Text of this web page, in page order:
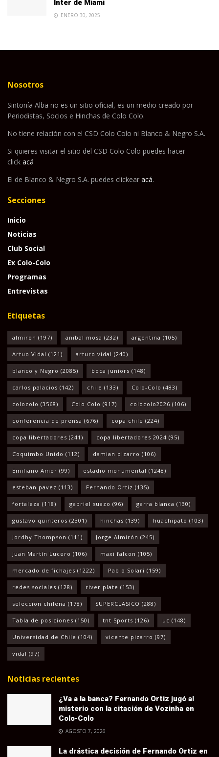
Inter de Miami
ENERO 30, 2025
Nosotros
Sintonía Alba no es un sitio oficial, es un medio creado por
Periodistas, Socios e Hinchas de Colo Colo.
No tiene relación con el CSD Colo Colo ni Blanco & Negro S.A.
Si quieres visitar el sitio del CSD Colo Colo puedes hacer
click acá
El de Blanco & Negro S.A. puedes clickear acá.
Secciones
Inicio
Noticias
Club Social
Ex Colo-Colo
Programas
Entrevistas
Etiquetas
almiron (197) anibal mosa (232) argentina (105)
Artuo Vidal (121) arturo vidal (240)
blanco y Negro (2085) boca juniors (148)
carlos palacios (142) chile (133) Colo-Colo (483)
colocolo (3568) Colo Colo (917) colocolo2026 (106)
conferencia de prensa (676) copa chile (224)
copa libertadores (241) copa libertadores 2024 (95)
Coquimbo Unido (112) damian pizarro (106)
Emiliano Amor (99) estadio monumental (1248)
esteban pavez (113) Fernando Ortiz (135)
fortaleza (118) gabriel suazo (96) garra blanca (130)
gustavo quinteros (2301) hinchas (139) huachipato (103)
Jordhy Thompson (111) Jorge Almirón (245)
Juan Martín Lucero (106) maxi falcon (105)
mercado de fichajes (1222) Pablo Solari (159)
redes sociales (128) river plate (153)
seleccion chilena (178) SUPERCLASICO (288)
Tabla de posiciones (150) tnt Sports (126) uc (148)
Universidad de Chile (104) vicente pizarro (97)
vidal (97)
Noticias recientes
¿Va a la banca? Fernando Ortiz jugó al
misterio con la citación de Vozinha en
Colo-Colo
AGOSTO 7, 2026
La drástica decisión de Fernando Ortiz en